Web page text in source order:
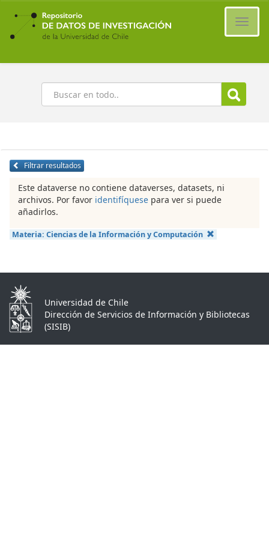
Ir
contenido
principal
Buscar
Filtrar resultados
Este dataverse no contiene dataverses, datasets, ni
archivos. Por favor identifíquese para ver si puede
añadirlos.
Materia: Ciencias de la Información y Computación
Universidad de Chile
Dirección de Servicios de Información y Bibliotecas
(SISIB)